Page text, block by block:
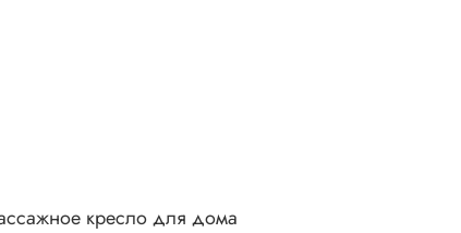
кресло для дома